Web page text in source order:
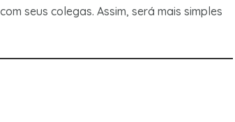
seus colegas. Assim, será mais simples